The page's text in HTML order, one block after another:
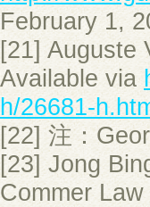
February 1,
[21] Auguste
Available via
h/26681-
[22] 注：
[23] Jong
Commer